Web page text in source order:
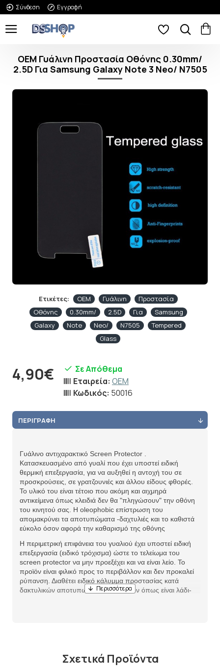
Σύνδεση Εγγραφή
OEM Γυάλινη Προστασία Οθόνης 0.30mm/
2.5D Για Samsung Galaxy Note 3 Neo/ N7505
Ετικέτες: OEM Γυάλινη
Προστασία
Οθόνης
0.30mm/ 2.5D Για
Samsung
Galaxy
Note Neo/ N7505
Tempered
Glass
4,90€
Σε Απόθεμα
Εταιρεία: OEM
Κωδικός: 50016
ΠΕΡΙΓΡΑΦΉ
Γυάλινο αντιχαρακτικό Screen Protector .
Κατασκευασμένο από γυαλί που έχει υποστεί ειδική
θερμική επεξεργασία, για να αυξηθεί η αντοχή του σε
προσκρούσεις, σε γρατζουνιές και άλλου είδους φθορές.
Το υλικό του είναι τέτοιο που ακόμη και αιχμηρά
αντικείμενα όπως κλειδιά δεν θα "πληγώσουν" την οθόνη
του κινητού σας. Η oleophobic επίστρωση του
απομακρύνει τα αποτυπώματα -δαχτυλιές και το καθιστά
εύκολο όσον αφορά την καθαρισμό της οθόνης
Η περιμετρική επιφάνεια του γυαλιού έχει υποστεί ειδική
επεξεργασία (ειδικό τρόχισμα) ώστε το τελείωμα του
screen protector να μην προεξέχει και να είναι λείο. Το
προϊόν είναι φιλικό προς το περιβάλλον και δεν προκαλεί
ρύπανση. Διαθέτει ειδικό κάλυμμα προστασίας κατά
δακτυλικών αποτυπωμάτων και υγρών όπως είναι λάδι-
Σχετικά Προϊόντα